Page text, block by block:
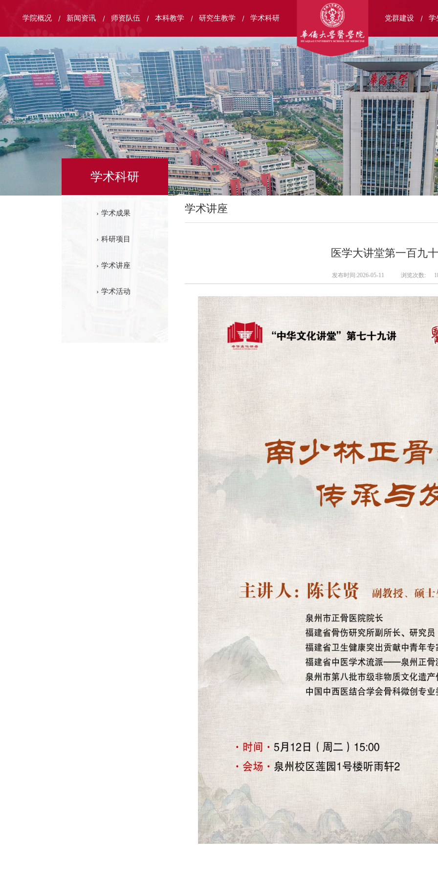
学院概况 新闻资讯 师资队伍 本科教学 研究生教学 学术科研 党群建设 学
学术科研
学术成果
科研项目
学术讲座
学术活动
学术讲座
医学大讲堂第一百九
发布时间:2026-05-11 浏览次数: